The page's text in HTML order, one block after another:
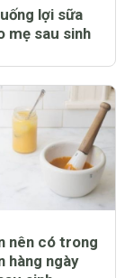
lợi sữa
mẹ sau sinh
nên có trong
hàng ngày